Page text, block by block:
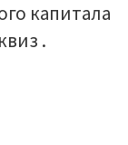
капитала
.